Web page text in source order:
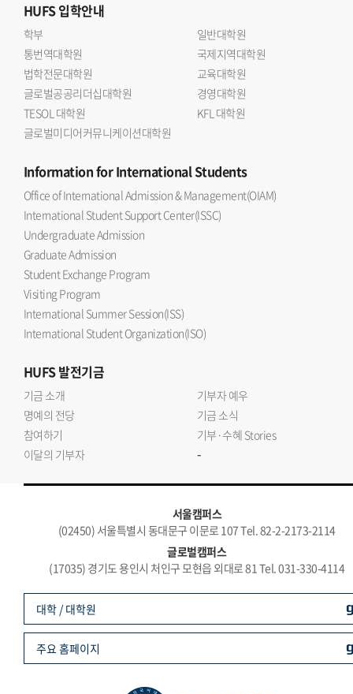
HUFS입학안내
학부
일반대학원
통번역대학원
국제지역대학원
법학전문대학원
교육대학원
글로벌공공리더십대학원
경영대학원
TESOL 대학원
KFL 대학원
글로벌미디어커뮤니케이션대학원
Informationfor International Students
Office of International Admission & Management(OIAM)
International Student Support Center(ISSC)
Undergraduate Admission
Graduate Admission
Student Exchange Program
Visiting Program
International Summer Session(ISS)
International Student Organization(ISO)
HUFS발전기금
기금 소개
기부자 예우
명예의 전당
기금 소식
참여하기
기부·수혜 Stories
이달의 기부자
-
서울캠퍼스
(02450) 서울특별시 동대문구 이문로 107 Tel. 82-2-2173-2114
글로벌캠퍼스
(17035) 경기도 용인시 처인구 모현읍 외대로 81 Tel. 031-330-4114
대학 / 대학원
주요 홈페이지